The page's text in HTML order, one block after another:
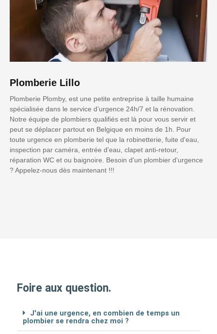
Plomberie Lillo
Plomberie Plomby, est une petite entreprise à taille humaine
spécialisée dans le service d’urgence 24h/7 et la rénovation.
Notre équipe de plombiers qualifiés est là pour vous servir et
peut se déplacer partout en Belgique en moins de 1h. Pour
toute urgence en plomberie tel que la robinetterie, fuite d'eau,
inspection par caméra, entrée d'eau, clapet anti-retour,
réparation WC et ou baignoire. Besoin d'un plombier d'urgence
? Appelez-nous dès maintenant !!!
Foire aux question.
J'ai une urgence, en combien de temps un
plombier se rendra chez moi ?